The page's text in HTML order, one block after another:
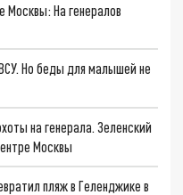
Москвы: На генералов
Но беды для малышей не
на генерала. Зеленский
Москвы
пляж в Геленджике в